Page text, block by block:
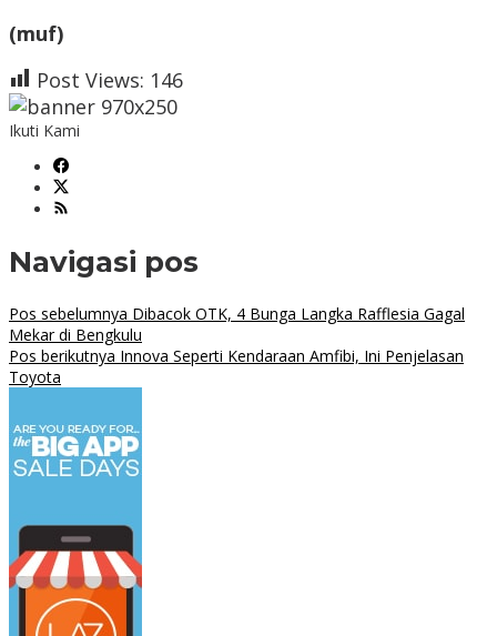
(muf)
Post Views: 146
Ikuti Kami
Navigasi pos
Pos sebelumnya Dibacok OTK, 4 Bunga Langka Rafflesia Gagal
Mekar di Bengkulu
Pos berikutnya Innova Seperti Kendaraan Amfibi, Ini Penjelasan
Toyota